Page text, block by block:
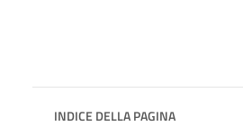
INDICE DELLA PAGINA